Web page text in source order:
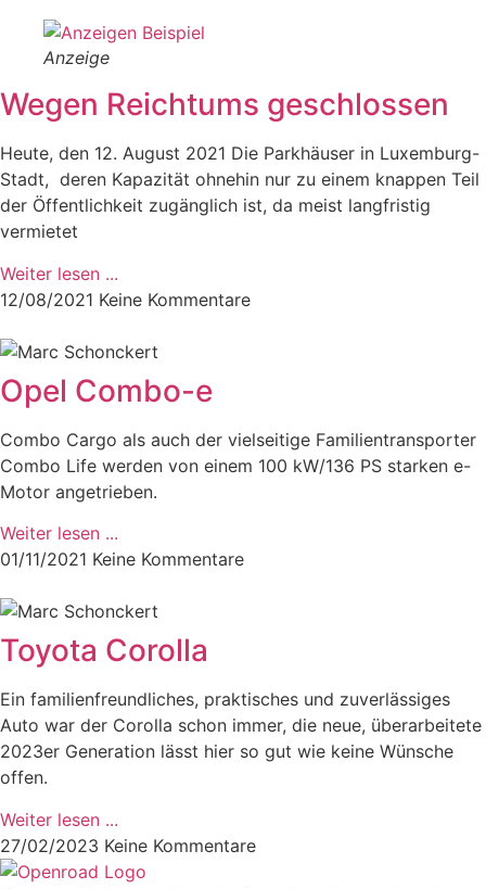
Anzeige
Wegen Reichtums geschlossen
Heute, den 12. August 2021 Die Parkhäuser in Luxemburg-
Stadt, deren Kapazität ohnehin nur zu einem knappen Teil
der Öffentlichkeit zugänglich ist, da meist langfristig
vermietet
Weiter lesen ...
12/08/2021 Keine Kommentare
Opel Combo-e
Combo Cargo als auch der vielseitige Familientransporter
Combo Life werden von einem 100 kW/136 PS starken e-
Motor angetrieben.
Weiter lesen ...
01/11/2021 Keine Kommentare
Toyota Corolla
Ein familienfreundliches, praktisches und zuverlässiges
Auto war der Corolla schon immer, die neue, überarbeitete
2023er Generation lässt hier so gut wie keine Wünsche
offen.
Weiter lesen ...
27/02/2023 Keine Kommentare